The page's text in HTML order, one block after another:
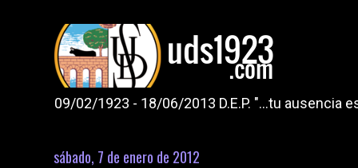
09/02/1923 - 18/06/2013 D.E.P. "...tu ausencia
sábado, 7 de enero de 2012